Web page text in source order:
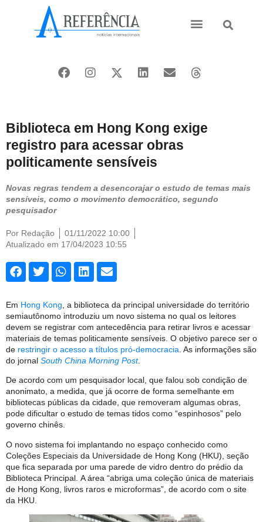
Biblioteca em Hong Kong exige
registro para acessar obras
politicamente sensíveis
Novas regras tendem a desencorajar o estudo de temas mais
sensíveis, como o movimento democrático, segundo
pesquisador
Por Redação
01/11/2022 10:00
Atualizado em 17/04/2023 10:55
Em Hong Kong , a biblioteca da principal universidade do território
semiautônomo introduziu um novo sistema no qual os leitores
devem se registrar com antecedência para retirar livros e acessar
materiais de temas politicamente sensíveis. O objetivo parece ser o
de restringir o acesso a títulos pró-democracia . As informações são
do jornal South China Morning Post.
De acordo com um pesquisador local, que falou sob condição de
anonimato, a medida, que já ocorre de forma semelhante em
bibliotecas públicas da cidade, que removeram algumas obras,
pode dificultar o estudo de temas tidos como “espinhosos” pelo
governo chinês.
O novo sistema foi implantando no espaço conhecido como
Coleções Especiais da Universidade de Hong Kong (HKU), seção
que fica separada por uma parede de vidro dentro do prédio da
Biblioteca Principal. A área “abriga uma coleção única de materiais
de Hong Kong, livros raros e microformas”, de acordo com o site
da HKU.